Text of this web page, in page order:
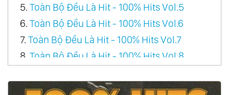
5. Toàn Bộ Đều Là Hit - 100% Hits Vol.5
6. Toàn Bộ Đều Là Hit - 100% Hits Vol.6
7. Toàn Bộ Đều Là Hit - 100% Hits Vol.7
8. Toàn Bộ Đều Là Hit - 100% Hits Vol.8
10.Toàn Bộ Đều Là Hit - 100% Hits Vol.10